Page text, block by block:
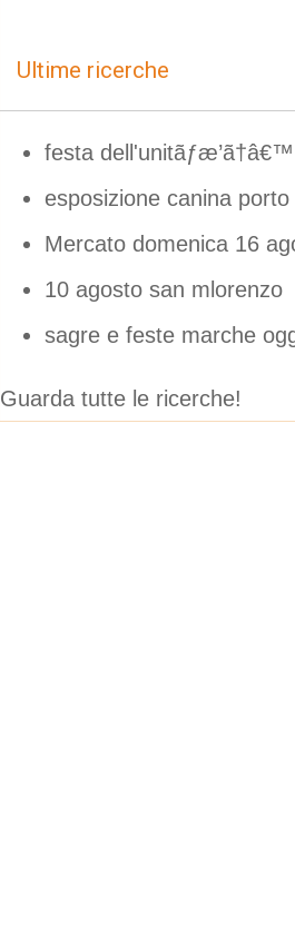
Ultime ricerche
festa
esposizione canina
Mercato domenica 16
10 agosto san mlorenzo
sagre e feste marche
Guarda tutte le ricerche!